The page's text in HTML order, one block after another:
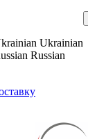
Ukrainian
Russian